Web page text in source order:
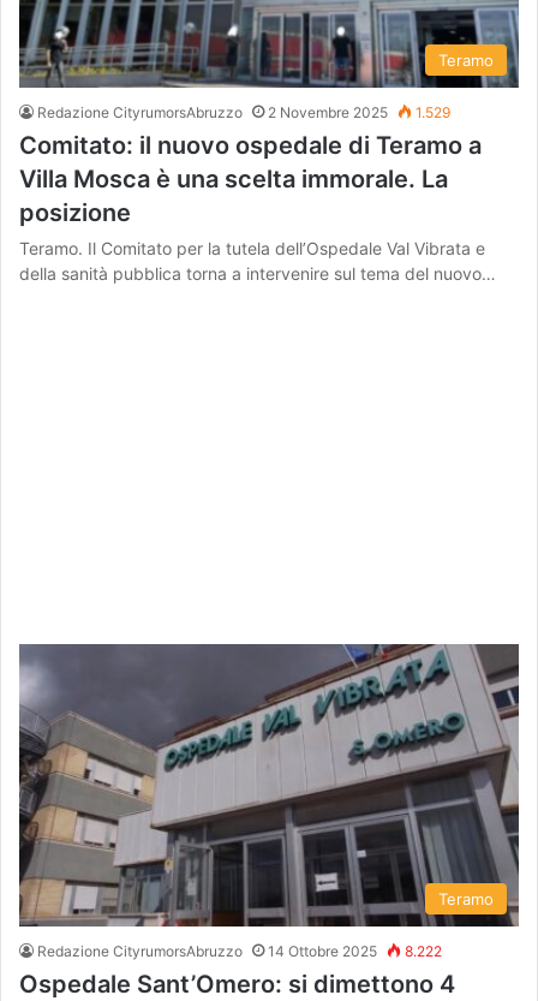
Teramo
Redazione CityrumorsAbruzzo 2 Novembre 2025 1.529
Comitato: il nuovo ospedale di Teramo a
Villa Mosca è una scelta immorale. La
posizione
Teramo. Il Comitato per la tutela dell’Ospedale Val Vibrata e
della sanità pubblica torna a intervenire sul tema del nuovo…
Teramo
Redazione CityrumorsAbruzzo 14 Ottobre 2025 8.222
Ospedale Sant’Omero: si dimettono 4